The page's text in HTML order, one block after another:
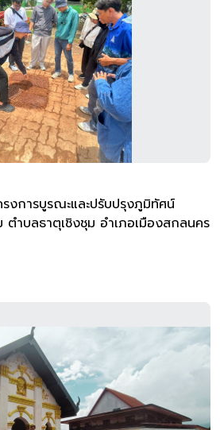
งการบูรณะและปรับปรุงภูมิทัศน์
ำบลธาตุเชิงชุม อำเภอเมืองสกลนคร